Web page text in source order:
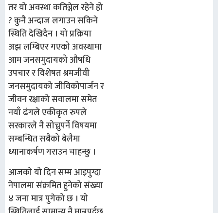
तर यो अवस्था कतिञ्जेल रहेने हो
? कुनै अन्दाज लगाउन सकिने
स्थिति देखिदैन । यो प्रक्रिया
अझ लम्बिएर गएको अवस्थामा
आम जनसमुदायको औषधि
उपचार र विशेषत श्रमजीवी
जनसमुदायको जीविकोपार्जन र
जीवन रक्षाको सवालमा समेत
नयाँ ढंगले एकीकृत रुपले
सरकारले नै सोच्नुपर्ने विषयमा
सम्बन्धित सबैको बेलैमा
ध्यानाकर्षण गराउन चाहन्छु ।
आजको यो दिन सम्म आइपुग्दा
नेपालमा संक्रमित हुनेको संख्या
४ जना मात्र पुगेको छ । यो